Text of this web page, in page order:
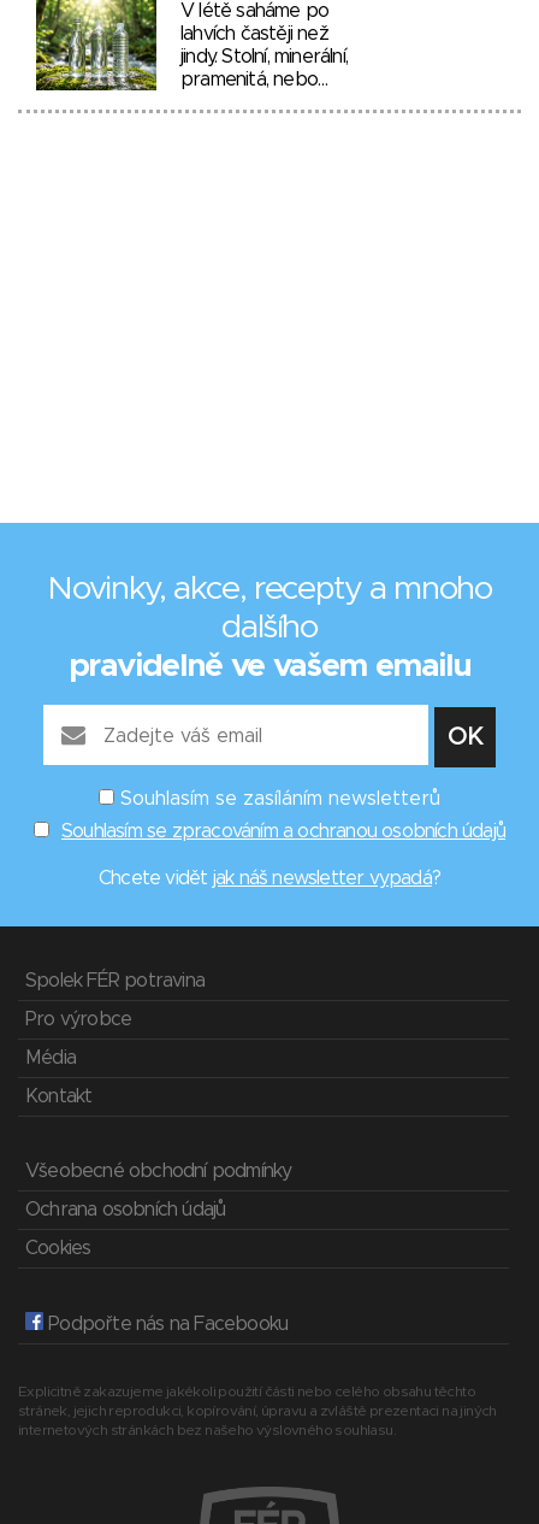
V létě saháme po
lahvích častěji než
jindy. Stolní, minerální,
pramenitá, nebo…
Novinky, akce, recepty a mnoho
dalšího
pravidelně ve vašem emailu
Souhlasím se zasíláním newsletterů
Souhlasím se zpracováním a ochranou osobních údajů
Chcete vidět jak náš newsletter vypadá?
Spolek FÉR potravina
Pro výrobce
Média
Kontakt
Všeobecné obchodní podmínky
Ochrana osobních údajů
Cookies
Podpořte nás na Facebooku
Explicitně zakazujeme jakékoli použití části nebo celého obsahu těchto
stránek, jejich reprodukci, kopírování, úpravu a zvláště prezentaci na jiných
internetových stránkách bez našeho výslovného souhlasu.